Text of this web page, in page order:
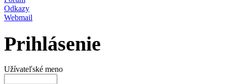
Odkazy
Webmail
Prihlásenie
Užívateľské meno